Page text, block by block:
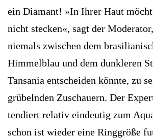
ein Diamant! »In Ihrer Haut
nicht stecken«, sagt der
niemals zwischen dem
Himmelblau und dem dunkleren
Tansania entscheiden könnte, zu
grübelnden Zuschauern. Der
tendiert relativ eindeutig zum
schon ist wieder eine Ringgröße